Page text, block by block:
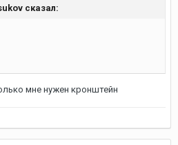
сказал:
мне нужен кронштейн